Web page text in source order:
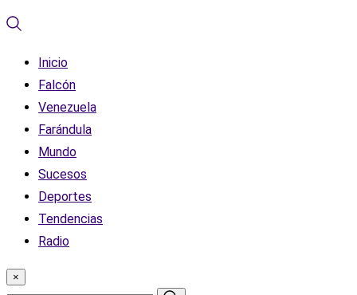
Inicio
Falcón
Venezuela
Farándula
Mundo
Sucesos
Deportes
Tendencias
Radio
×